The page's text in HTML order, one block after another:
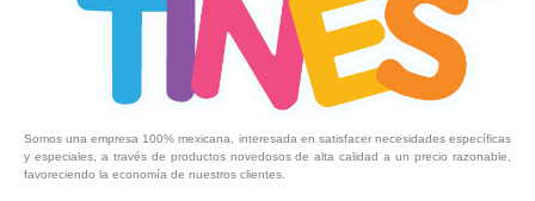
Somos una empresa 100% mexicana, interesada en satisfacer necesidades específicas
y especiales, a través de productos novedosos de alta calidad a un precio razonable,
favoreciendo la economía de nuestros clientes.